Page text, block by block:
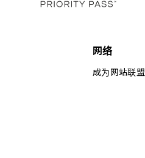
网络
成为网站联盟